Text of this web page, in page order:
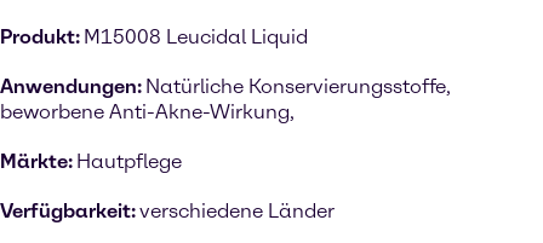
Produkt: M15008 Leucidal Liquid
Anwendungen: Natürliche Konservierungsstoffe,
beworbene Anti-Akne-Wirkung,
Märkte: Hautpflege
Verfügbarkeit:verschiedene Länder